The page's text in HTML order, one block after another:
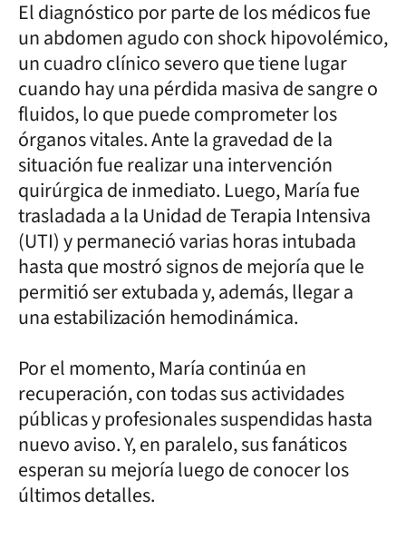
El diagnóstico por parte de los médicos fue
un abdomen agudo con shock hipovolémico,
un cuadro clínico severo que tiene lugar
cuando hay una pérdida masiva de sangre o
fluidos, lo que puede comprometer los
órganos vitales. Ante la gravedad de la
situación fue realizar una intervención
quirúrgica de inmediato. Luego, María fue
trasladada a la Unidad de Terapia Intensiva
(UTI) y permaneció varias horas intubada
hasta que mostró signos de mejoría que le
permitió ser extubada y, además, llegar a
una estabilización hemodinámica.
Por el momento, María continúa en
recuperación, con todas sus actividades
públicas y profesionales suspendidas hasta
nuevo aviso. Y, en paralelo, sus fanáticos
esperan su mejoría luego de conocer los
últimos detalles.